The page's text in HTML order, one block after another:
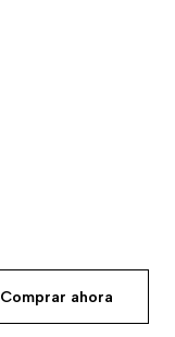
Comprar ahora